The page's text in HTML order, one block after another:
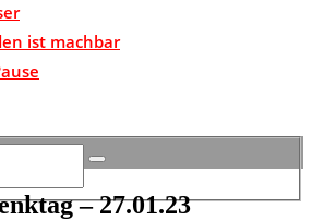
ist machbar
– 27.01.23